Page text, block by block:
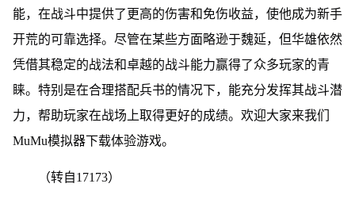
能，在战斗中提供了更高的伤害和免伤收益，使他成为新手
开荒的可靠选择。尽管在某些方面略逊于魏延，但华雄依然
凭借其稳定的战法和卓越的战斗能力赢得了众多玩家的青
睐。特别是在合理搭配兵书的情况下，能充分发挥其战斗潜
力，帮助玩家在战场上取得更好的成绩。欢迎大家来我们
MuMu模拟器下载体验游戏。
（转自17173）